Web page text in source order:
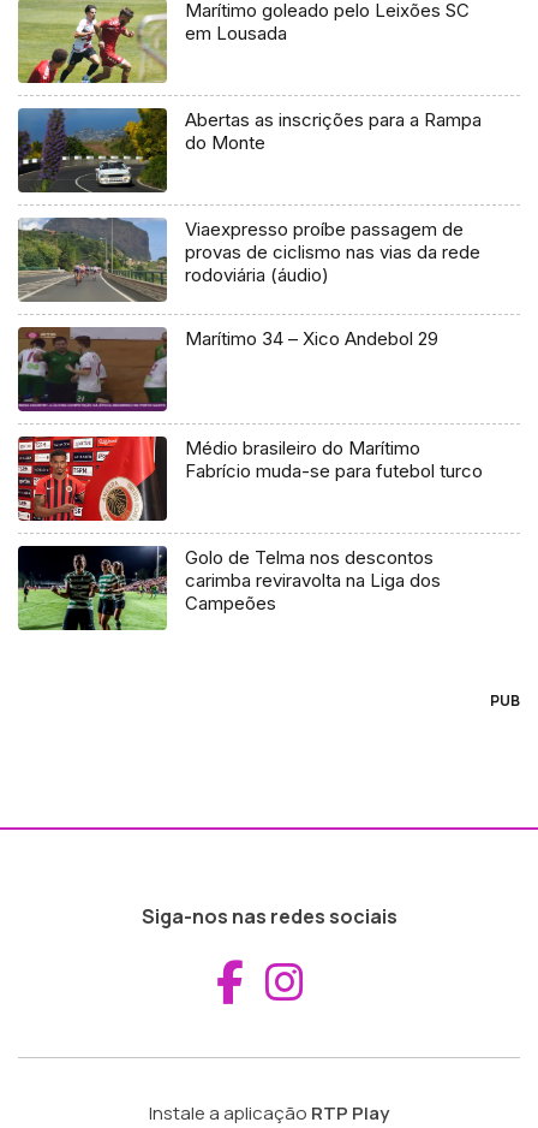
Marítimo goleado pelo Leixões SC
em Lousada
Abertas as inscrições para a Rampa
do Monte
Viaexpresso proíbe passagem de
provas de ciclismo nas vias da rede
rodoviária (áudio)
Marítimo 34 – Xico Andebol 29
Médio brasileiro do Marítimo
Fabrício muda-se para futebol turco
Golo de Telma nos descontos
carimba reviravolta na Liga dos
Campeões
PUB
Siga-nos nas redes sociais
Aceder ao
Instale a aplicação RTP Play